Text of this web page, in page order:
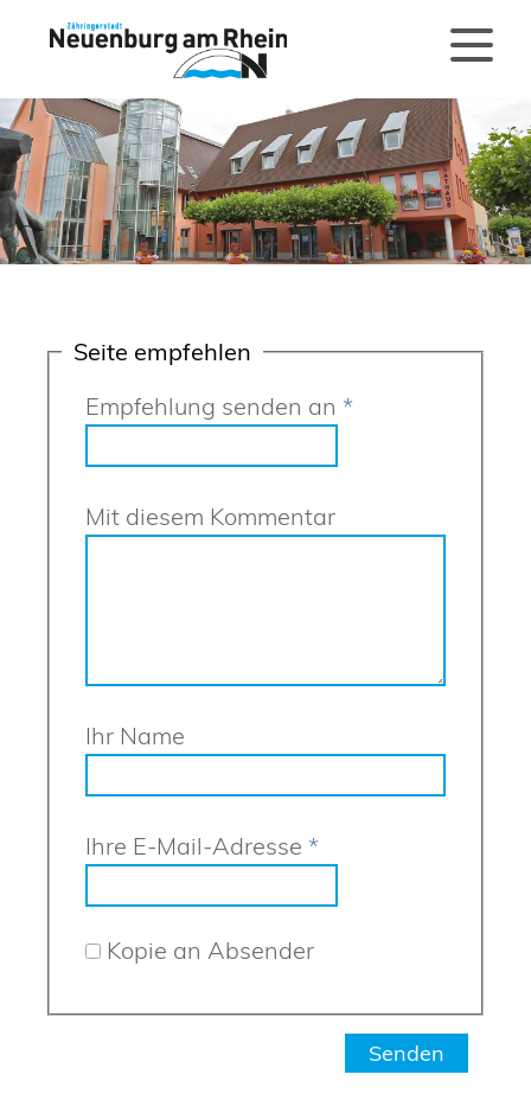
Seite empfehlen
Empfehlung senden an *
Mit diesem Kommentar
Ihr Name
Ihre E-Mail-Adresse *
Kopie an Absender